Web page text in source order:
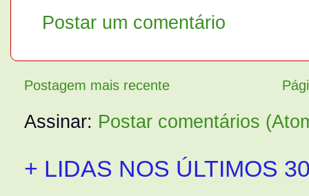
Postar um comentário
Postagem mais recente
Assinar: Postar comentários
+ LIDAS NOS ÚLTIMOS